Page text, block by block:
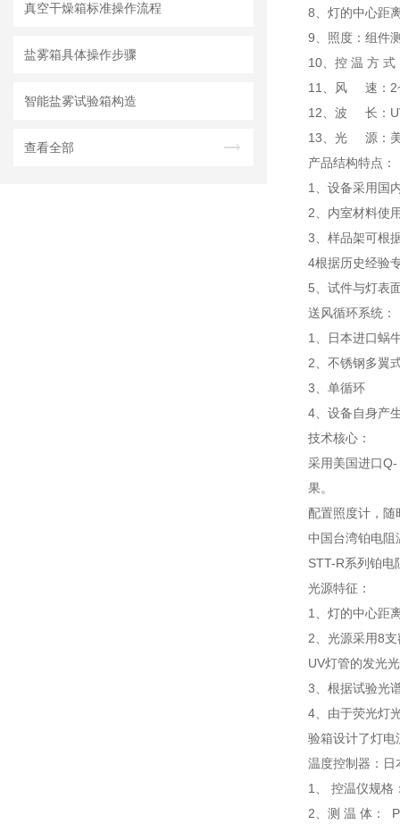
真空干燥箱标准操作流程
盐雾箱具体操作步骤
智能盐雾试验箱构造
查看全部
8、灯的中心距
9、照度：组件
10、控 温 方 式
11、风 速：
12、波 长：
13、光 源：美
产品结构特点：
1、设备采用国
2、内室材料使
3、样品
4根据历史经验
5、试件与灯表
送风循环系统：
1、日本进口蜗
2、不锈钢多翼
3、单循环
4、设备自身产
技术核心：
采用美国进口
果。
配置照度计，随
中国台湾铂电阻
STT-R系列铂电
光源特征：
1、灯的中心距
2、光源采用8
UV灯管的发光
3、根据试验光
4、由于荧光灯
验箱设计了灯电
温度控制器：日
1、 控温仪规
2、测 温 体：